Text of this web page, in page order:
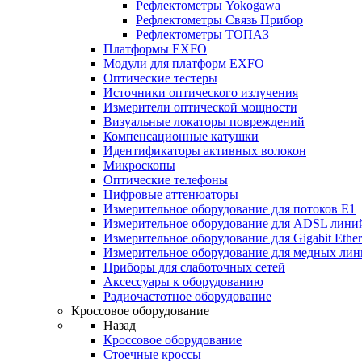
Рефлектометры Yokogawa
Рефлектометры Связь Прибор
Рефлектометры ТОПАЗ
Платформы EXFO
Модули для платформ EXFO
Оптические тестеры
Источники оптического излучения
Измерители оптической мощности
Визуальные локаторы повреждений
Компенсационные катушки
Идентификаторы активных волокон
Микроскопы
Оптические телефоны
Цифровые аттенюаторы
Измерительное оборудование для потоков Е1
Измерительное оборудование для ADSL
Измерительное оборудование для Gigabit
Измерительное оборудование для медных
Приборы для слаботочных сетей
Аксессуары к оборудованию
Радиочастотное оборудование
Кроссовое оборудование
Назад
Кроссовое оборудование
Стоечные кроссы